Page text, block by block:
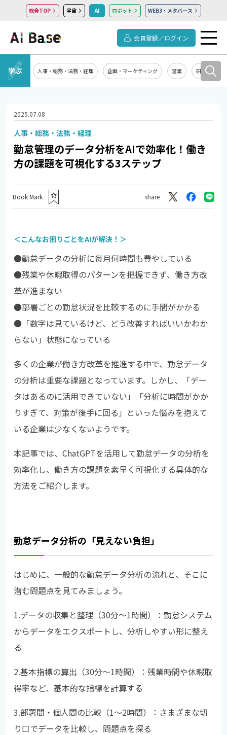
総合TOP 宇宙 AI ロボット WEB3・メタバース
会員登録／ログイン
学ぶ 人事・総務・法務・経理 企画・マーケティング 営業 研究開発
2025.07.08
人事・総務・法務・経理
勤怠管理のデータ分析をAIで効率化！働き
方の課題を可視化する3ステップ
Book Mark share
＜こんなお困りごとをAIが解決！＞
●勤怠データの分析に毎月何時間も費やしている
●残業や休暇取得のパターンを把握できず、働き方改
革が進まない
●部署ごとの勤怠状況を比較するのに手間がかかる
● 「数字は見ているけど、どう改善すればいいかわか
らない」状態になっている
多くの企業が働き方改革を推進する中で、勤怠データ
の分析は重要な課題となっています。しかし、「デー
タはあるのに活用できていない」「分析に時間がかか
りすぎて、対策が後手に回る」といった悩みを抱えて
いる企業は少なくないようです。
本記事では、ChatGPTを活用して勤怠データの分析を
効率化し、働き方の課題を素早く可視化する具体的な
方法をご紹介します。
勤怠データ分析の「見えない負担」
はじめに、一般的な勤怠データ分析の流れと、そこに
潜む問題点を見てみましょう。
1.データの収集と整理（30分〜1時間）：勤怠システム
からデータをエクスポートし、分析しやすい形に整え
る
2.基本指標の算出（30分〜1時間）：残業時間や休暇取
得率など、基本的な指標を計算する
3.部署間・個人間の比較（1〜2時間）：さまざまな切
り口でデータを比較し、問題点を探る